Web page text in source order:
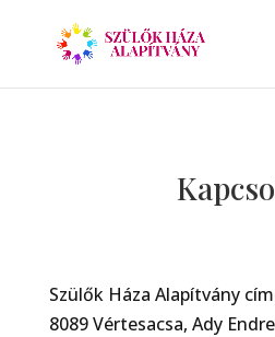
Szülők Háza Alapítvány
8089 Vértesacsa, Ady